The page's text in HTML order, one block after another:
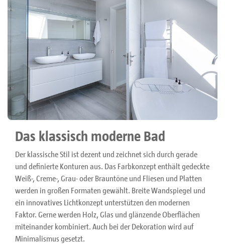
Das klassisch moderne Bad
Der klassische Stil ist dezent und zeichnet sich durch gerade
und definierte Konturen aus. Das Farbkonzept enthält gedeckte
Weiß-, Creme-, Grau- oder Brauntöne und Fliesen und Platten
werden in großen Formaten gewählt. Breite Wandspiegel und
ein innovatives Lichtkonzept unterstützen den modernen
Faktor. Gerne werden Holz, Glas und glänzende Oberflächen
miteinander kombiniert. Auch bei der Dekoration wird auf
Minimalismus gesetzt.